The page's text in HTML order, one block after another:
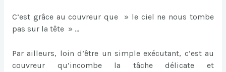
C’est grâce au couvreur que » le ciel ne nous tombe
pas sur la tête » …
Par ailleurs, loin d’être un simple exécutant, c’est au
couvreur qu’incombe la tâche délicate et